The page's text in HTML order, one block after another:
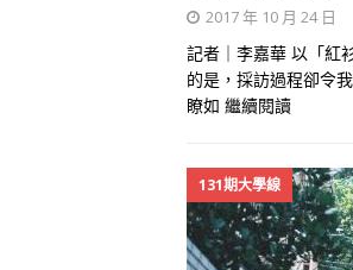
2017 年 10 月 24 日
記者｜李嘉華 以「紅
的是，採訪過程卻令
瞭如 繼續閱讀
131期大學線